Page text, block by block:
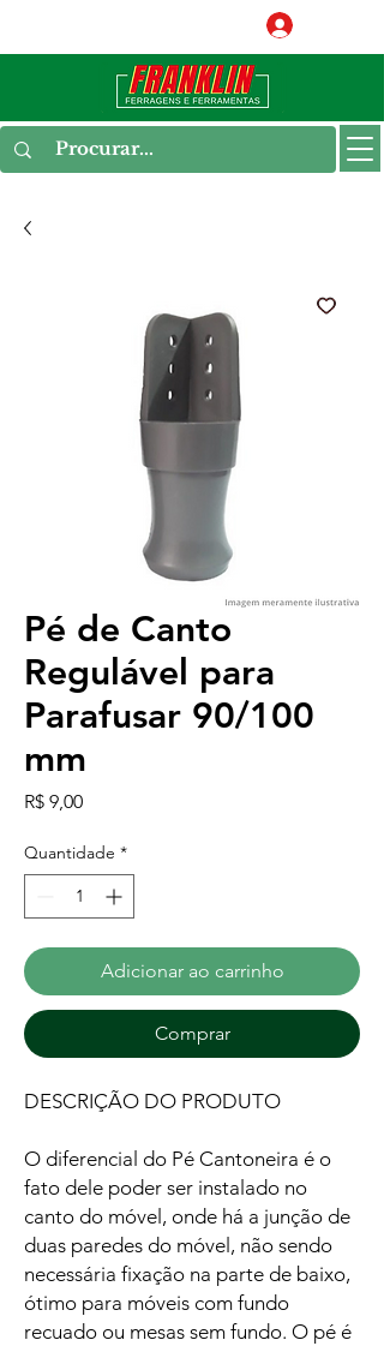
Pé de Canto
Regulável para
Parafusar 90/100
mm
R$ 9,00Preço
Quantidade *
Adicionar ao carrinho
Comprar
DESCRIÇÃO DO PRODUTO
O diferencial do Pé Cantoneira é o
fato dele poder ser instalado no
canto do móvel, onde há a junção de
duas paredes do móvel, não sendo
necessária fixação na parte de baixo,
ótimo para móveis com fundo
recuado ou mesas sem fundo. O pé é